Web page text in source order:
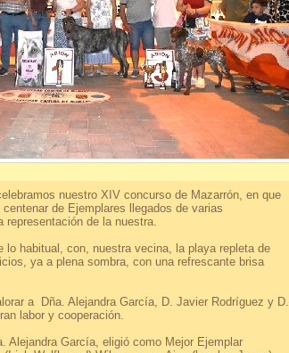
nuestro XIV concurso de Mazarrón, en que
de Ejemplares llegados de varias
representación de la nuestra.
lo habitual, con, nuestra vecina, la playa repleta de
ya a plena sombra, con una refrescante brisa
a Dña. Alejandra García, D. Javier Rodríguez y D.
labor y cooperación.
Alejandra García, eligió como Mejor Ejemplar